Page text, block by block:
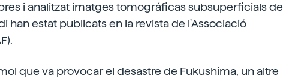
i analitzat imatges tomográficas subsuperficials de
han estat publicats en la revista de l'Associació
que va provocar el desastre de Fukushima, un altre